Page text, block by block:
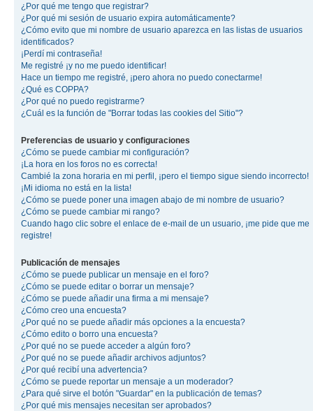
¿Por qué me tengo que registrar?
¿Por qué mi sesión de usuario expira automáticamente?
¿Cómo evito que mi nombre de usuario aparezca en las listas de usuarios
identificados?
¡Perdí mi contraseña!
Me registré ¡y no me puedo identificar!
Hace un tiempo me registré, ¡pero ahora no puedo conectarme!
¿Qué es COPPA?
¿Por qué no puedo registrarme?
¿Cuál es la función de "Borrar todas las cookies del Sitio"?
Preferencias de usuario y configuraciones
¿Cómo se puede cambiar mi configuración?
¡La hora en los foros no es correcta!
Cambié la zona horaria en mi perfil, ¡pero el tiempo sigue siendo incorrecto!
¡Mi idioma no está en la lista!
¿Cómo se puede poner una imagen abajo de mi nombre de usuario?
¿Cómo se puede cambiar mi rango?
Cuando hago clic sobre el enlace de e-mail de un usuario, ¡me pide que me
registre!
Publicación de mensajes
¿Cómo se puede publicar un mensaje en el foro?
¿Cómo se puede editar o borrar un mensaje?
¿Cómo se puede añadir una firma a mi mensaje?
¿Cómo creo una encuesta?
¿Por qué no se puede añadir más opciones a la encuesta?
¿Cómo edito o borro una encuesta?
¿Por qué no se puede acceder a algún foro?
¿Por qué no se puede añadir archivos adjuntos?
¿Por qué recibí una advertencia?
¿Cómo se puede reportar un mensaje a un moderador?
¿Para qué sirve el botón "Guardar" en la publicación de temas?
¿Por qué mis mensajes necesitan ser aprobados?